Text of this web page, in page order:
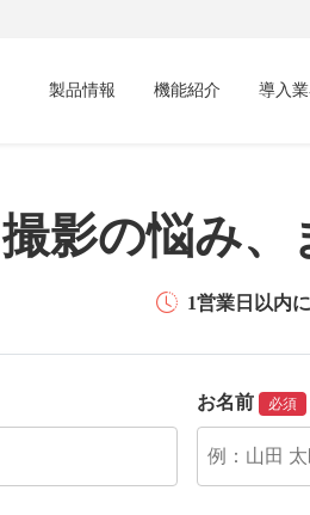
製品情報 機能紹介 導入
撮影の悩み、
1営業日以内
お名前 必須